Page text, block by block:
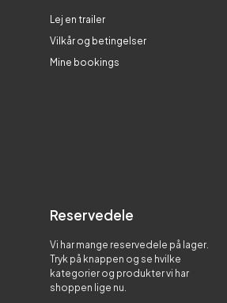
Lej en trailer
Vilkår og betingelser
Mine bookings
Reservedele
Vi har mange reservedele på lager.
Tryk på knappen og se hvilke
kategorier og produkter vi har
shoppen lige nu.